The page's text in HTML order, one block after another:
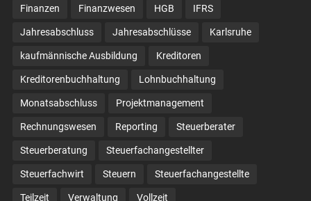
Finanzen Finanzwesen HGB IFRS
Jahresabschluss Jahresabschlüsse Karlsruhe
kaufmännische Ausbildung Kreditoren
Kreditorenbuchhaltung Lohnbuchhaltung
Monatsabschluss Projektmanagement
Rechnungswesen Reporting Steuerberater
Steuerberatung Steuerfachangestellter
Steuerfachwirt Steuern Steuer­fach­ange­stellte
Teilzeit Verwaltung Vollzeit